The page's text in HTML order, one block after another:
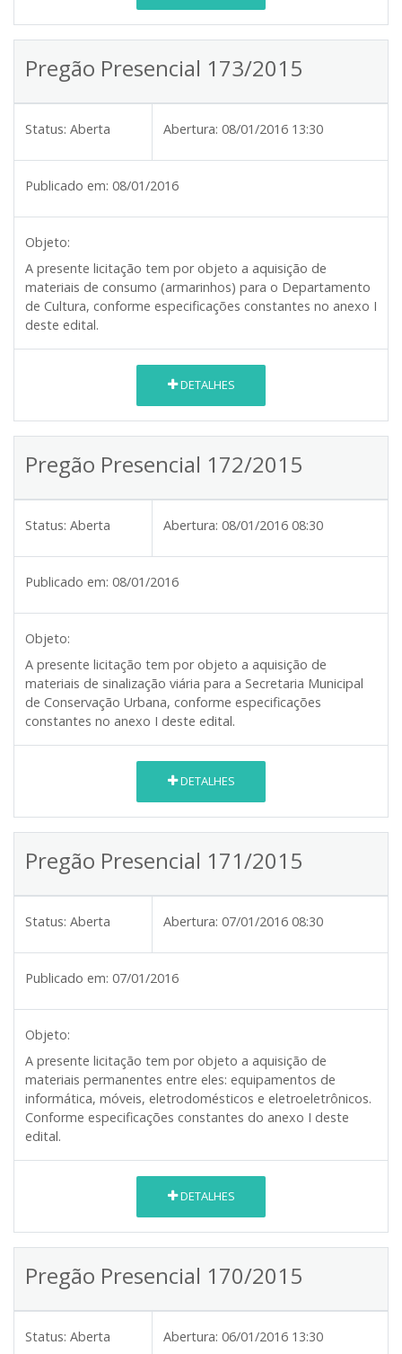
Pregão Presencial 173/2015
Status: Aberta Abertura: 08/01/2016 13:30
Publicado em: 08/01/2016
Objeto:
A presente licitação tem por objeto a aquisição de
materiais de consumo (armarinhos) para o Departamento
de Cultura, conforme especificações constantes no anexo I
deste edital.
DETALHES
Pregão Presencial 172/2015
Status: Aberta Abertura: 08/01/2016 08:30
Publicado em: 08/01/2016
Objeto:
A presente licitação tem por objeto a aquisição de
materiais de sinalização viária para a Secretaria Municipal
de Conservação Urbana, conforme especificações
constantes no anexo I deste edital.
DETALHES
Pregão Presencial 171/2015
Status: Aberta Abertura: 07/01/2016 08:30
Publicado em: 07/01/2016
Objeto:
A presente licitação tem por objeto a aquisição de
materiais permanentes entre eles: equipamentos de
informática, móveis, eletrodomésticos e eletroeletrônicos.
Conforme especificações constantes do anexo I deste
edital.
DETALHES
Pregão Presencial 170/2015
Status: Aberta Abertura: 06/01/2016 13:30